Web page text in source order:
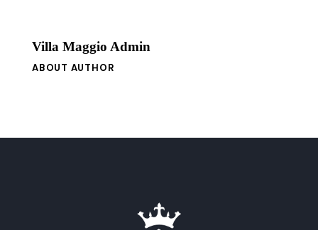
Villa Maggio Admin
ABOUT AUTHOR